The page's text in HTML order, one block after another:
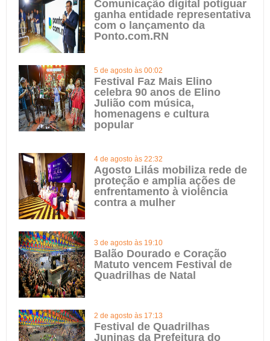
Comunicação digital potiguar
ganha entidade representativa
com o lançamento da
Ponto.com.RN
5 de agosto às 00:02
Festival Faz Mais Elino
celebra 90 anos de Elino
Julião com música,
homenagens e cultura
popular
4 de agosto às 22:32
Agosto Lilás mobiliza rede de
proteção e amplia ações de
enfrentamento à violência
contra a mulher
3 de agosto às 19:10
Balão Dourado e Coração
Matuto vencem Festival de
Quadrilhas de Natal
2 de agosto às 17:13
Festival de Quadrilhas
Juninas da Prefeitura do